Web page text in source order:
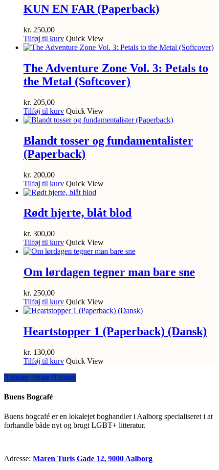
KUN EN FAR (Paperback)
kr. 250,00
Tilføj til kurv Quick View
The Adventure Zone Vol. 3: Petals to
the Metal (Softcover)
kr. 205,00
Tilføj til kurv Quick View
Blandt tosser og fundamentalister
(Paperback)
kr. 200,00
Tilføj til kurv Quick View
Rødt hjerte, blåt blod
kr. 300,00
Tilføj til kurv Quick View
Om lørdagen tegner man bare sne
kr. 250,00
Tilføj til kurv Quick View
Heartstopper 1 (Paperback) (Dansk)
kr. 130,00
Tilføj til kurv Quick View
Share
Share Share Share
Buens Bogcafé
Buens bogcafé er en lokalejet boghandler i Aalborg specialiseret i at
forhandle både nyt og brugt LGBT+ litteratur.
Adresse: Maren Turis Gade 12, 9000 Aalborg